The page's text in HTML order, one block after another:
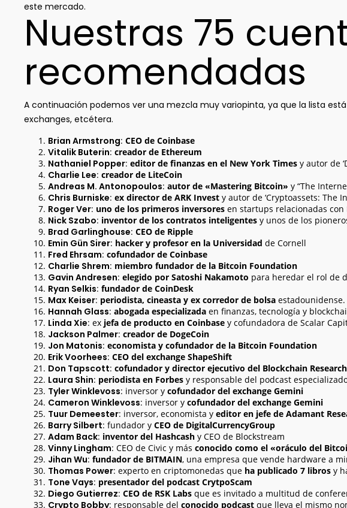
este mercado.
Nuestras 75
recomendadas
A continuación podemos ver una mezcla muy variopinta, ya que la lista
exchanges, etcétera.
Brian Armstrong: CEO de Coinbase
Vitalik Buterin: creador de Ethereum
Nathaniel Popper: editor de finanzas en el New York Times y autor de
Charlie Lee: creador de LiteCoin
Andreas M. Antonopoulos: autor de «Mastering Bitcoin» y “The
Chris Burniske: ex director de ARK Invest y autor de ‘Cryptoassets: The
Roger Ver: uno de los primeros inversores en startups relacionadas con
Nick Szabo: inventor de los contratos inteligentes y unos de los
Brad Garlinghouse: CEO de Ripple
Emin Gün Sirer: hacker y profesor en la Universidad de Cornell
Fred Ehrsam: cofundador de Coinbase
Charlie Shrem: miembro fundador de la Bitcoin Foundation
Gavin Andresen: elegido por Satoshi Nakamoto para heredar el rol de
Ryan Selkis: fundador de CoinDesk
Max Keiser: periodista, cineasta y ex corredor de bolsa estadounidense.
Hannah Glass: abogada especializada en finanzas, tecnología y
Linda Xie: ex jefa de producto en Coinbase y cofundadora de Scalar
Jackson Palmer: creador de DogeCoin
Jon Matonis: economista y cofundador de la Bitcoin Foundation
Erik Voorhees: CEO del exchange ShapeShift
Don Tapscott: cofundador y director ejecutivo del Blockchain
Laura Shin: periodista en Forbes y responsable del podcast
Tyler Winklevoss: inversor y cofundador del exchange Gemini
Cameron Winklevoss: inversor y cofundador del exchange Gemini
Tuur Demeester: inversor, economista y editor en jefe de Adamant
Barry Silbert: fundador y CEO de DigitalCurrencyGroup
Adam Back: inventor del Hashcash y CEO de Blockstream
Vinny Lingham: CEO de Civic y más conocido como el «oráculo del
Jihan Wu: fundador de BITMAIN, una empresa que vende hardware a
Thomas Power: experto en criptomonedas que ha publicado 7 libros y
Tone Vays: presentador del podcast CrytpoScam
Diego Gutierrez: CEO de RSK Labs que es invitado a multitud de
Crypto Bobby: responsable del conocido podcast que lleva el mismo